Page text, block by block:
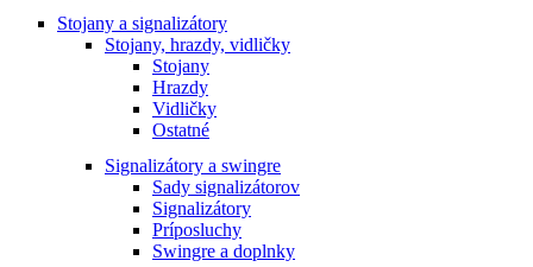
Stojany a signalizátory
Stojany, hrazdy, vidličky
Stojany
Hrazdy
Vidličky
Ostatné
Signalizátory a swingre
Sady signalizátorov
Signalizátory
Príposluchy
Swingre a doplnky